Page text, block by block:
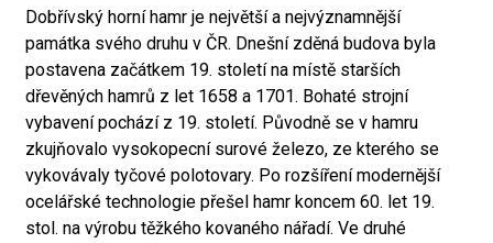
Dobřívský horní hamr je největší a nejvýznamnější
památka svého druhu v ČR. Dnešní zděná budova byla
postavena začátkem 19. století na místě starších
dřevěných hamrů z let 1658 a 1701. Bohaté strojní
vybavení pochází z 19. století. Původně se v hamru
zkujňovalo vysokopecní surové železo, ze kterého se
vykovávaly tyčové polotovary. Po rozšíření modernější
ocelářské technologie přešel hamr koncem 60. let 19.
stol. na výrobu těžkého kovaného nářadí. Ve druhé